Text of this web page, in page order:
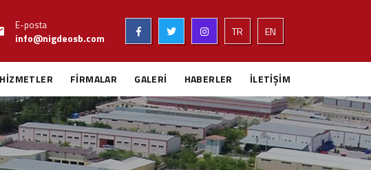
E-posta
info@nigdeosb.com TR EN
HİZMETLER FİRMALAR GALERİ HABERLER İLETİŞİM